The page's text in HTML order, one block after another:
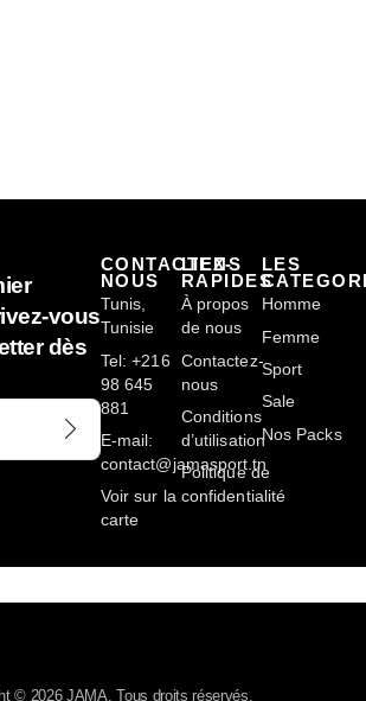
vous
dès
CONTACTEZ-
NOUS
Tunis,
Tunisie
Tel: +216
98 645
881
E-mail:
contact@jamasport.tn
Voir sur la
carte
LIENS
RAPIDES
À propos
de nous
Contactez-
nous
Conditions
d’utilisation
Politique de
confidentialité
LES
Homme
Femme
Sport
Sale
Nos Packs
© 2026 JAMA. Tous droits réservés.